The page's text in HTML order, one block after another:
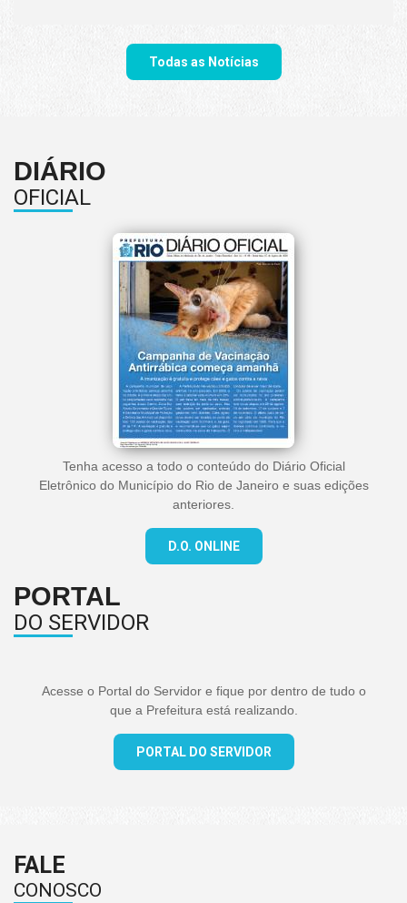
Todas as Notícias
DIÁRIO
OFICIAL
Tenha acesso a todo o conteúdo do Diário Oficial
Eletrônico do Município do Rio de Janeiro e suas edições
anteriores.
D.O. ONLINE
PORTAL
DO SERVIDOR
Acesse o Portal do Servidor e fique por dentro de tudo o
que a Prefeitura está realizando.
PORTAL DO SERVIDOR
FALE
CONOSCO